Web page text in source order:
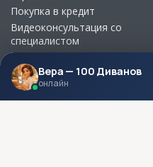
Покупка в кредит
Видеоконсультация со
специалистом
Выбор ткани для мебели без
визита в магазин
МЫ В СОЦСЕТЯХ
Вера — 100 Диванов
онлайн